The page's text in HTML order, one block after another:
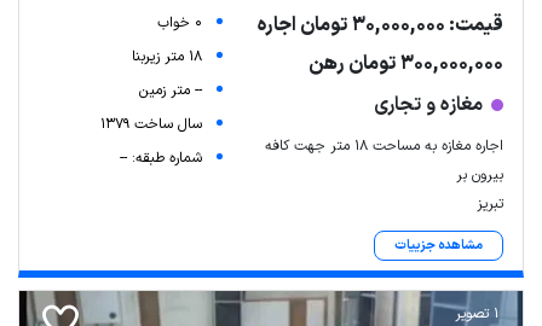
قیمت: 30,000,000 تومان اجاره
300,000,000 تومان رهن
مغازه و تجاری
اجاره مغازه به مساحت ۱۸ متر جهت کافه
بیرون بر
تبریز
مشاهده جزییات
0 خواب
18 متر زیربنا
-- متر زمین
سال ساخت 1379
شماره طبقه: --
1 تصویر